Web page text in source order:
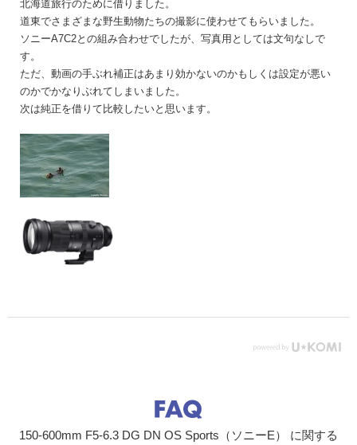
北海道旅行のために借りました。
道東でさまざまな野生動物たちの撮影に使わせてもらいました。
ソニーA7C2との組み合わせでしたが、写真用としては文句なしで
す。
ただ、動画の手ぶれ補正はあまり効かないのかもしくは設定が悪い
のかでかなりぶれてしまいました。
次は純正を借りて比較したいと思います。
150-600mm F5-6.3 DG DN OS Sports（ソニーE） に関する